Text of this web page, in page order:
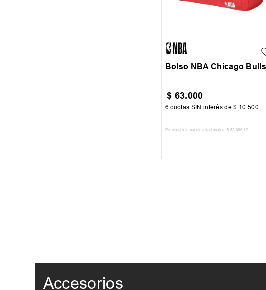
Bolso NBA Chicago Bulls
$ 63.000
6 cuotas SIN interés de$ 10 .500
Precio sin impuestos nacionales: $ 52 066, 12
Accesorios